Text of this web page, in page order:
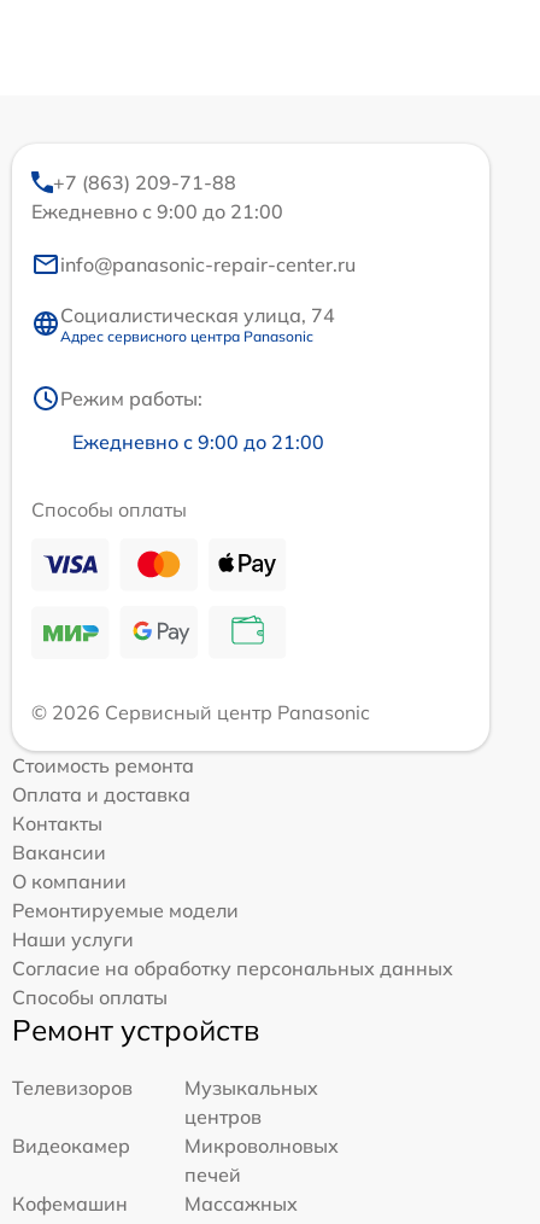
+7 (863) 209-71-88
Ежедневно с 9:00 до 21:00
info@panasonic-repair-center.ru
Социалистическая улица, 74
Адрес сервисного центра Panasonic
Режим работы:
Ежедневно с 9:00 до 21:00
Способы оплаты
© 2026 Сервисный центр Panasonic
Стоимость ремонта
Оплата и доставка
Контакты
Вакансии
О компании
Ремонтируемые модели
Наши услуги
Согласие на обработку персональных данных
Способы оплаты
Ремонт устройств
Телевизоров
Музыкальных
центров
Видеокамер
Микроволновых
печей
Кофемашин
Массажных